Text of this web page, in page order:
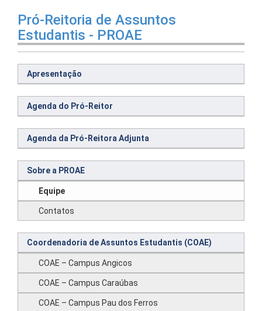
Pró-Reitoria de Assuntos
Estudantis - PROAE
Apresentação
Agenda do Pró-Reitor
Agenda da Pró-Reitora Adjunta
Sobre a PROAE
Equipe
Contatos
Coordenadoria de Assuntos Estudantis (COAE)
COAE – Campus Angicos
COAE – Campus Caraúbas
COAE – Campus Pau dos Ferros